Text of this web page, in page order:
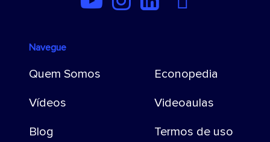
Navegue
Quem Somos
Vídeos
Blog
Econopedia
Videoaulas
Termos de uso